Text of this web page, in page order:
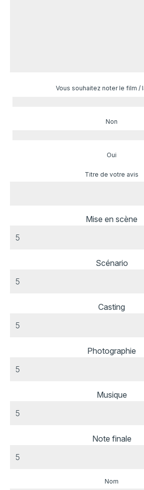
Vous souhaitez noter le film /
Non
Oui
Titre de votre avis
Mise en scène
Scénario
Casting
Photographie
Musique
Note finale
Nom